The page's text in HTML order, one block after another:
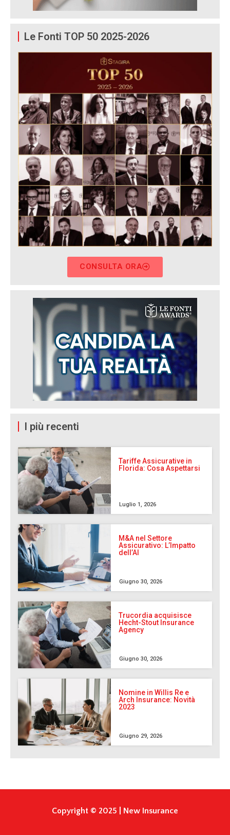
Le Fonti TOP 50 2025-2026
CONSULTA ORA
I più recenti
Tariffe Assicurative in
Florida: Cosa Aspettarsi
Luglio 1, 2026
M&A nel Settore
Assicurativo: L’Impatto
dell’AI
Giugno 30, 2026
Trucordia acquisisce
Hecht-Stout Insurance
Agency
Giugno 30, 2026
Nomine in Willis Re e
Arch Insurance: Novità
2023
Giugno 29, 2026
Copyright © 2025 | New Insurance